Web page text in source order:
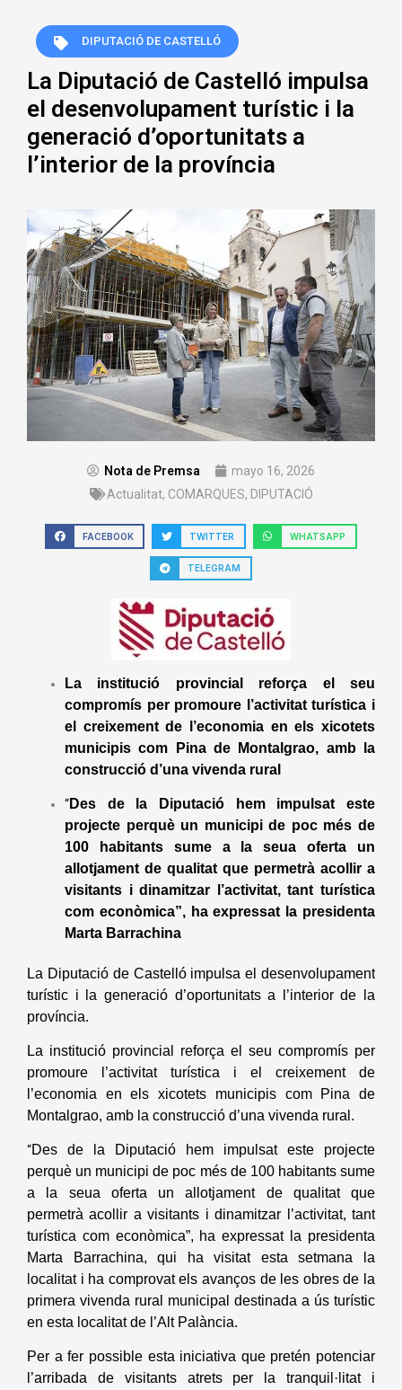
DIPUTACIÓ DE CASTELLÓ
La Diputació de Castelló impulsa
el desenvolupament turístic i la
generació d’oportunitats a
l’interior de la província
Nota de Premsa
mayo 16, 2026
Actualitat, COMARQUES, DIPUTACIÓ
FACEBOOK TWITTER WHATSAPP
TELEGRAM
La institució provincial reforça el seu
compromís per promoure l’activitat turística i
el creixement de l’economia en els xicotets
municipis com Pina de Montalgrao, amb la
construcció d’una vivenda rural
“Des de la Diputació hem impulsat este
projecte perquè un municipi de poc més de
100 habitants sume a la seua oferta un
allotjament de qualitat que permetrà acollir a
visitants i dinamitzar l’activitat, tant turística
com econòmica”, ha expressat la presidenta
Marta Barrachina
La Diputació de Castelló impulsa el desenvolupament
turístic i la generació d’oportunitats a l’interior de la
província.
La institució provincial reforça el seu compromís per
promoure l’activitat turística i el creixement de
l’economia en els xicotets municipis com Pina de
Montalgrao, amb la construcció d’una vivenda rural.
“Des de la Diputació hem impulsat este projecte
perquè un municipi de poc més de 100 habitants sume
a la seua oferta un allotjament de qualitat que
permetrà acollir a visitants i dinamitzar l’activitat, tant
turística com econòmica”, ha expressat la presidenta
Marta Barrachina, qui ha visitat esta setmana la
localitat i ha comprovat els avanços de les obres de la
primera vivenda rural municipal destinada a ús turístic
en esta localitat de l’Alt Palància.
Per a fer possible esta iniciativa que pretén potenciar
l’arribada de visitants atrets per la tranquil·litat i